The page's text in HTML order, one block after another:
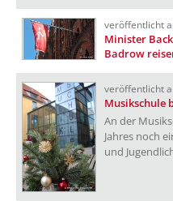
veröffentlicht
Minister
Badrow
veröffentlicht
Musikschule
An der
Jahres noch
und